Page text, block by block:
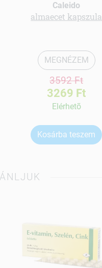
Caleido
almaecet kapszula
MEGNÉZEM
3592 Ft
3269 Ft
Elérhetõ
Kosárba teszem